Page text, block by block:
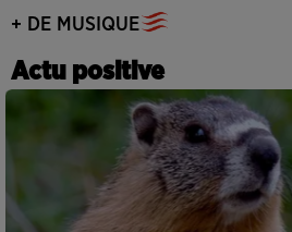
+ DE MUSIQUE
Actu positive